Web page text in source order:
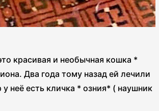
красивая и необычная кошка *
Два года тому назад ей лечили
неё есть кличка * озния* ( наушник